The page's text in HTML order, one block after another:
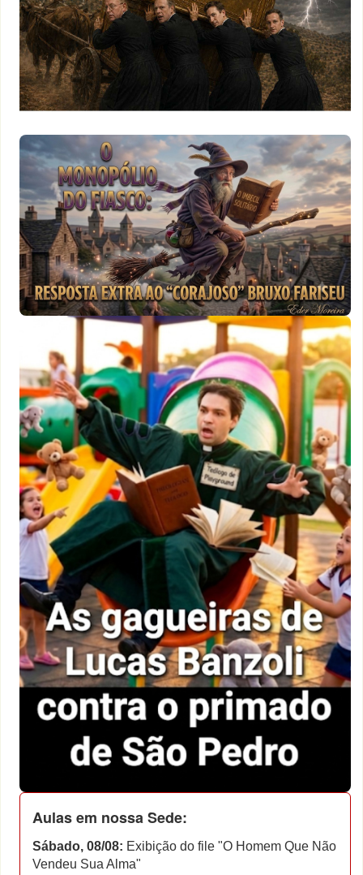
Aulas em nossa Sede:
Sábado, 08/08: Exibição do file "O Homem Que Não
Vendeu Sua Alma"